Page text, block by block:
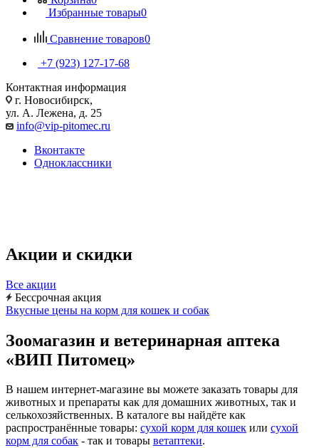
Избранные товары0
Сравнение товаров0
+7 (923) 127-17-68
Контактная информация
г. Новосибирск,
ул. А. Лежена, д. 25
info@vip-pitomec.ru
Вконтакте
Одноклассники
Акции и скидки
Все акции
Бессрочная акция
Вкусные цены на корм для кошек и собак
Зоомагазин и ветеринарная аптека
«ВИП Питомец»
В нашем интернет-магазине вы можете заказать товары для
животных и препараты как для домашних животных, так и
селькохозяйственных. В каталоге вы найдёте как
распространённые товары: сухой корм для кошек или сухой
корм для собак - так и товары ветаптеки.